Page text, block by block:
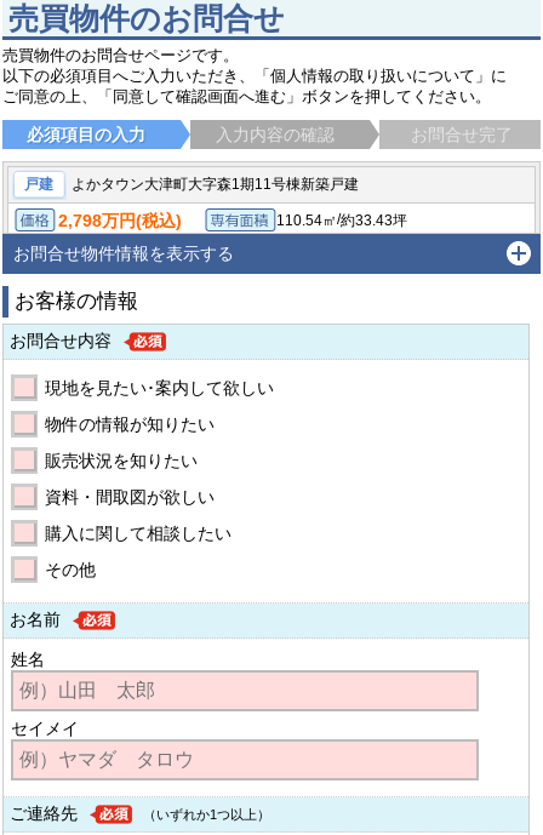
売買物件のお問合せ
売買物件のお問合せページです。
以下の必須項目へご入力いただき、「個人情報の取り扱いについて」に
ご同意の上、「同意して確認画面へ進む」ボタンを押してください。
必須項目の入力 入力内容の確認 お問合せ完了
戸建 よかタウン大津町大字森1期11号棟新築戸建
価格
2,798万円(税込) 専有面積
110.54㎡/約33.43坪
土地面積
206.46㎡（公簿）/約62.45坪
菊池郡大津町森バス停：熊本文化の森 バス停徒歩10分
お問合せ物件情報を表示する
お客様の情報
お問合せ内容
現地を見たい･案内して欲しい
物件の情報が知りたい
販売状況を知りたい
資料・間取図が欲しい
購入に関して相談したい
その他
お名前
姓名
セイメイ
ご連絡先 （いずれか1つ以上）